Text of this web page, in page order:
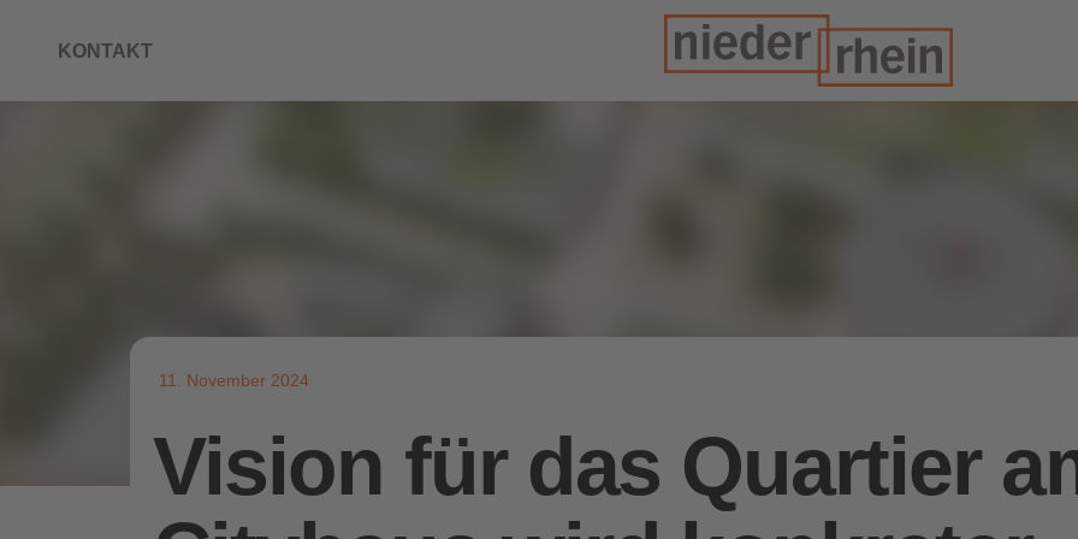
KONTAKT
11. November 2024
Vision für das Quartier